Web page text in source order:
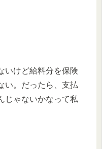
いけど給料分を保険
い。だったら、支払
じゃないかなって私